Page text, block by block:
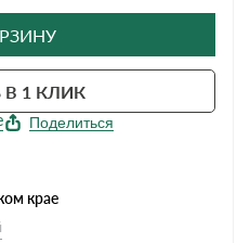
В 1 КЛИК
Поделиться
крае